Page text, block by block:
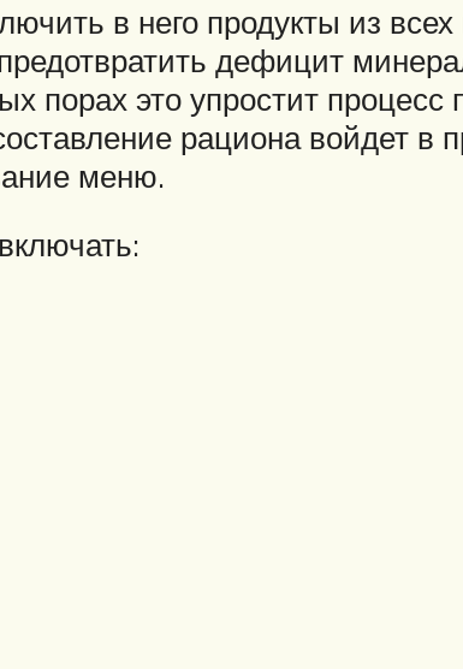
в него продукты из
дефицит
это упростит процесс
рациона войдет в
меню.